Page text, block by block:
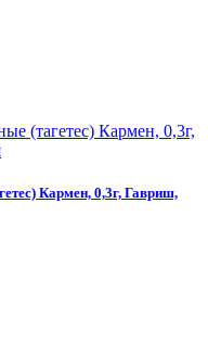
Кармен, 0,3г, Гавриш,